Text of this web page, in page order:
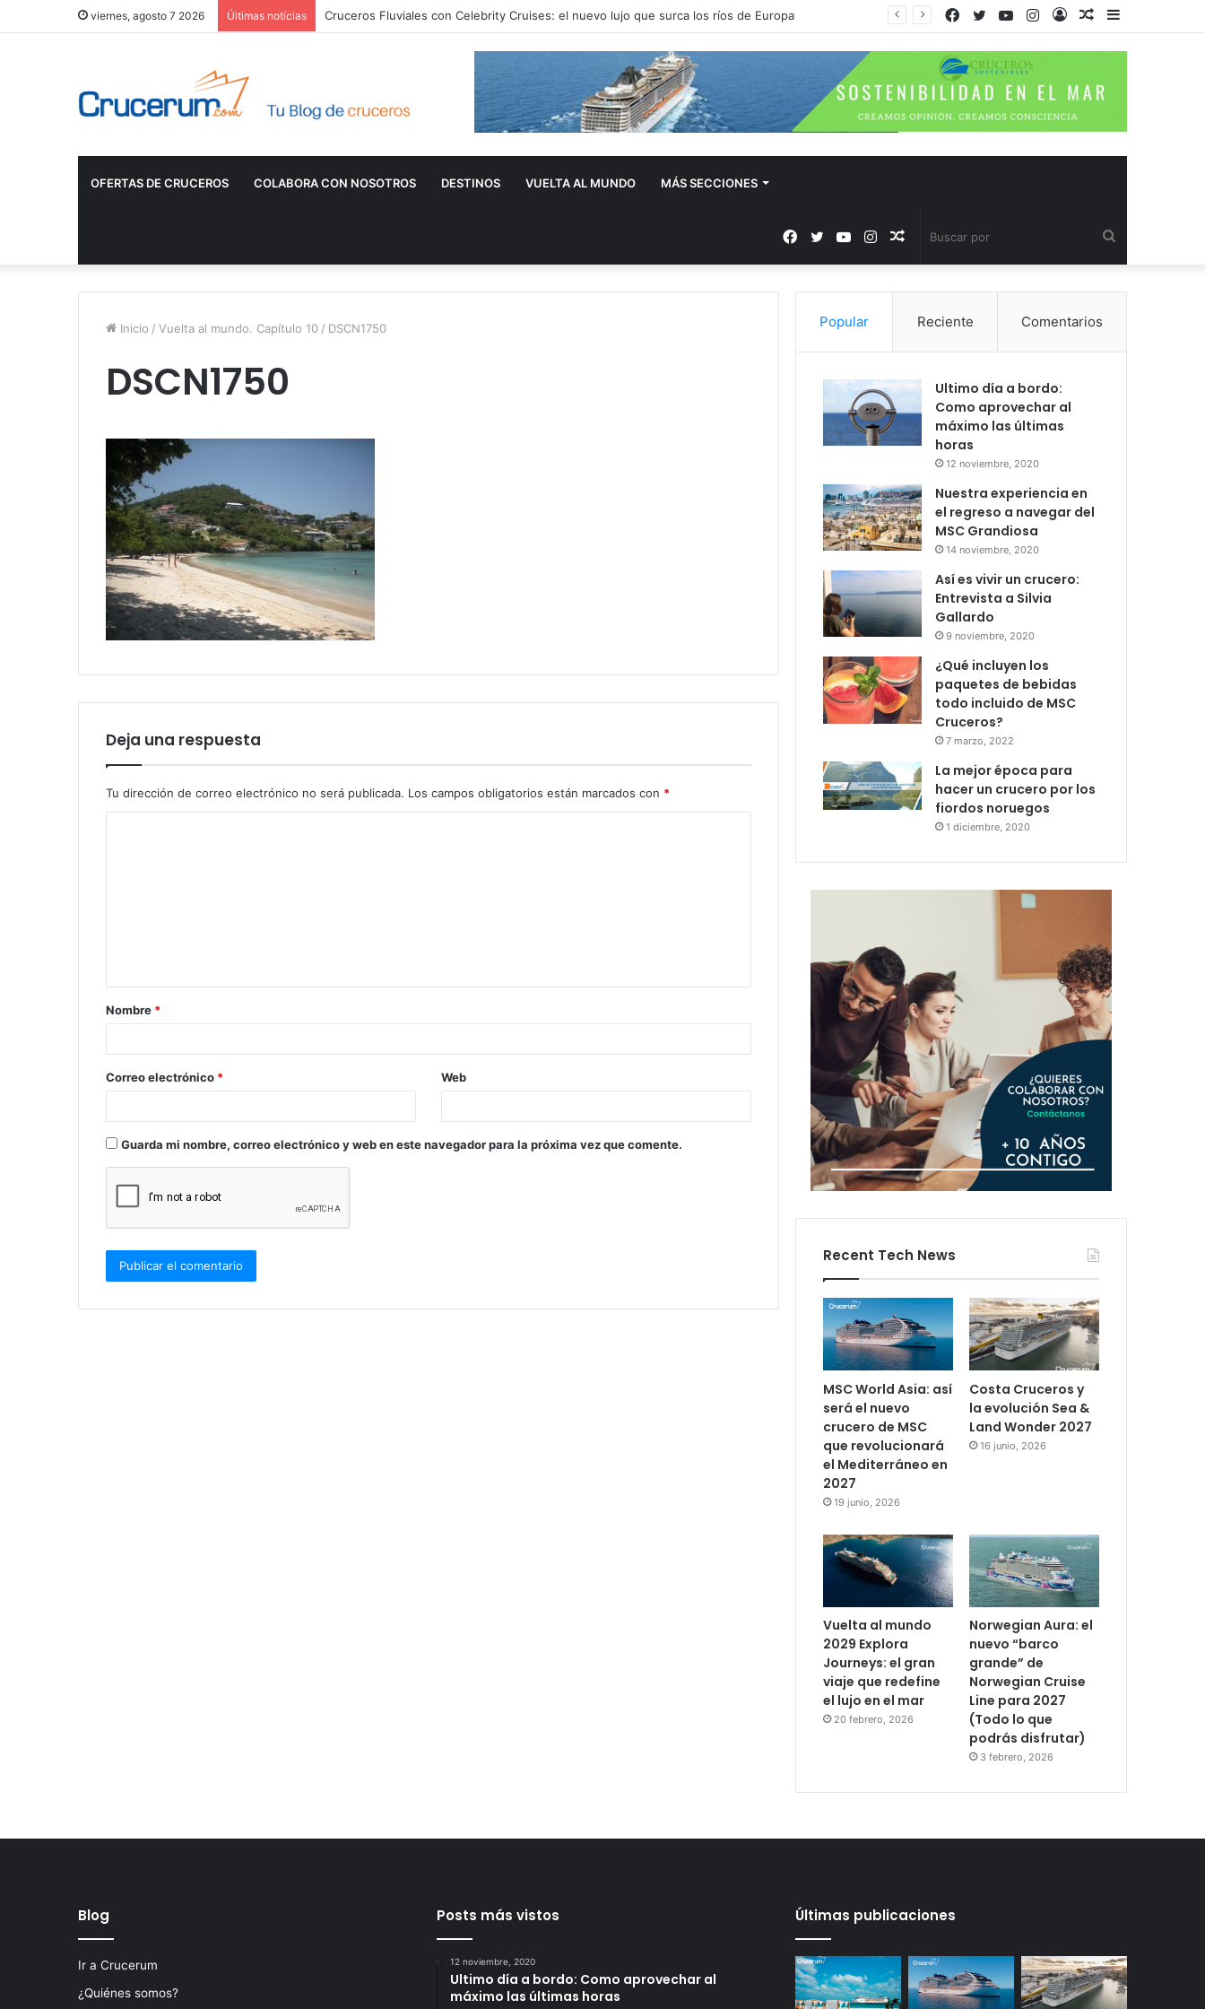
viernes, agosto 7 2026 Últimas notícias Cruceros Fluviales con Celebrity Cruises: el nuevo lujo que surca los ríos de Europa
Barra
Publicación
Acceso
Instagram
YouTube
Twitter
Facebook
OFERTAS DE CRUCEROS COLABORA CON NOSOTROS DESTINOS VUELTA AL MUNDO MÁS SECCIONES
por
Publicación
al
Instagram
YouTube
Twitter
Facebook
Inicio / Vuelta al mundo. Capítulo 10 / DSCN1750
DSCN1750
Deja una respuesta
Tu dirección de correo electrónico no será publicada. Los campos obligatorios están marcados con *
a
r
*
Nombre *
Correo electrónico * Web
Guarda mi nombre, correo electrónico y web en este navegador para la próxima vez que comente.
Popular Reciente Comentarios
Ultimo día a bordo:
Como aprovechar al
máximo las últimas
horas
12 noviembre, 2020
Nuestra experiencia en
el regreso a navegar del
MSC Grandiosa
14 noviembre, 2020
Así es vivir un crucero:
Entrevista a Silvia
Gallardo
9 noviembre, 2020
¿Qué incluyen los
paquetes de bebidas
todo incluido de MSC
Cruceros?
7 marzo, 2022
La mejor época para
hacer un crucero por los
fiordos noruegos
1 diciembre, 2020
Recent Tech News
MSC World Asia: así
será el nuevo
crucero de MSC
que revolucionará
el Mediterráneo en
2027
19 junio, 2026
Costa Cruceros y
la evolución Sea &
Land Wonder 2027
16 junio, 2026
Vuelta al mundo
2029 Explora
Journeys: el gran
viaje que redefine
el lujo en el mar
20 febrero, 2026
Norwegian Aura: el
nuevo “barco
grande” de
Norwegian Cruise
Line para 2027
(Todo lo que
podrás disfrutar)
3 febrero, 2026
Blog
Ir a Crucerum
¿Quiénes somos?
Posts más vistos
12 noviembre, 2020
Ultimo día a bordo: Como aprovechar al
máximo las últimas horas
Últimas publicaciones